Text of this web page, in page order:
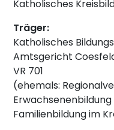
Katholisches
Träger:
Katholisches
Amtsgericht
VR 701
(ehemals:
Erwachsenenbildung
Familienbildung im